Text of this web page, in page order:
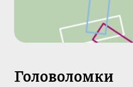
Головоломки